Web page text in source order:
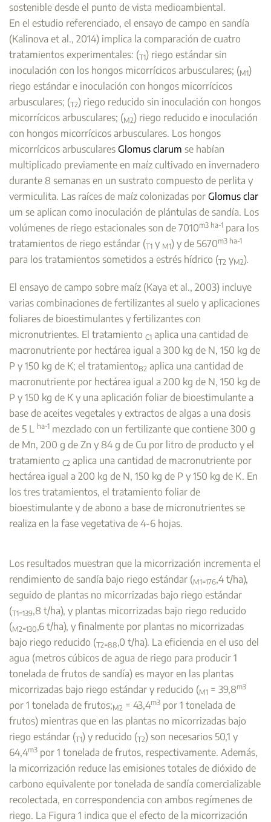
sostenible desde el punto de vista medioambiental.
En el estudio referenciado, el ensayo de campo en sandía
(Kalinova et al., 2014) implica la comparación de cuatro
tratamientos experimentales: (T1) riego estándar sin
inoculación con los hongos micorrícicos arbusculares; (M1)
riego estándar e inoculación con hongos micorrícicos
arbusculares; (T2) riego reducido sin inoculación con hongos
micorrícicos arbusculares; (M2) riego reducido e inoculación
con hongos micorrícicos arbusculares. Los hongos
micorrícicos arbusculares Glomus clarum se habían
multiplicado previamente en maíz cultivado en invernadero
durante 8 semanas en un sustrato compuesto de perlita y
vermiculita. Las raíces de maíz colonizadas por Glomus clar
um se aplican como inoculación de plántulas de sandía. Los
volúmenes de riego estacionales son de 7010m3 ha-1 para los
tratamientos de riego estándar (T1 y M1) y de 5670m3 ha-1
para los tratamientos sometidos a estrés hídrico (T2 yM2).
El ensayo de campo sobre maíz (Kaya et al., 2003) incluye
varias combinaciones de fertilizantes al suelo y aplicaciones
foliares de bioestimulantes y fertilizantes con
micronutrientes. El tratamiento C1 aplica una cantidad de
macronutriente por hectárea igual a 300 kg de N, 150 kg de
P y 150 kg de K; el tratamientoB2 aplica una cantidad de
macronutriente por hectárea igual a 200 kg de N, 150 kg de
P y 150 kg de K y una aplicación foliar de bioestimulante a
base de aceites vegetales y extractos de algas a una dosis
de 5 L
ha-1 mezclado con un fertilizante que contiene 300 g
de Mn, 200 g de Zn y 84 g de Cu por litro de producto y el
tratamiento C2 aplica una cantidad de macronutriente por
hectárea igual a 200 kg de N, 150 kg de P y 150 kg de K. En
los tres tratamientos, el tratamiento foliar de
bioestimulante y de abono a base de micronutrientes se
realiza en la fase vegetativa de 4-6 hojas.
Los resultados muestran que la micorrización incrementa el
rendimiento de sandía bajo riego estándar (M1=176,4 t/ha),
seguido de plantas no micorrizadas bajo riego estándar
(T1=139,8 t/ha), y plantas micorrizadas bajo riego reducido
(M2=130,6 t/ha), y finalmente por plantas no micorrizadas
bajo riego reducido (T2=88,0 t/ha). La eficiencia en el uso del
agua (metros cúbicos de agua de riego para producir 1
tonelada de frutos de sandía) es mayor en las plantas
micorrizadas bajo riego estándar y reducido (M1 = 39,8m3
por 1 tonelada de frutos;M2 = 43,4m3 por 1 tonelada de
frutos) mientras que en las plantas no micorrizadas bajo
riego estándar (T1) y reducido (T2) son necesarios 50,1 y
64,4m3 por 1 tonelada de frutos, respectivamente. Además,
la micorrización reduce las emisiones totales de dióxido de
carbono equivalente por tonelada de sandía comercializable
recolectada, en correspondencia con ambos regímenes de
riego. La Figura 1 indica que el efecto de la micorrización